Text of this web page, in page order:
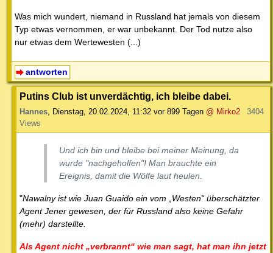
Was mich wundert, niemand in Russland hat jemals von diesem
Typ etwas vernommen, er war unbekannt. Der Tod nutze also
nur etwas dem Wertewesten (...)
antworten
Putins Club ist unverdächtig, ich bleibe dabei.
Hannes Dienstag, 20.02.2024, 11:32 vor 899 Tagen @ Mirko2
3404
Views
Und ich bin und bleibe bei meiner Meinung, da
wurde "nachgeholfen"! Man brauchte ein
Ereignis, damit die Wölfe laut heulen.
"Nawalny ist wie Juan Guaido ein vom „Westen“ überschätzter
Agent Jener gewesen, der für Russland also keine Gefahr
(mehr) darstellte.
Als Agent nicht „verbrannt“ wie man sagt, hat man ihn jetzt